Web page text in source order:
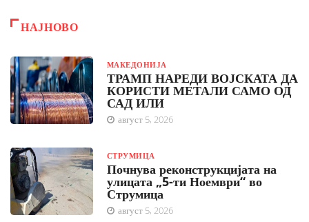
НАЈНОВО
МАКЕДОНИЈА
ТРАМП НАРЕДИ ВОЈСКАТА ДА
КОРИСТИ МЕТАЛИ САМО ОД
САД ИЛИ
август 5, 2026
СТРУМИЦА
Почнува реконструкцијата на
улицата „5-ти Ноември“ во
Струмица
август 5, 2026